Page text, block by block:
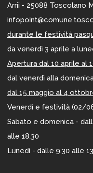
Arrii - 25088 Toscolano
durante le festività
da venerdì 3 aprile a
Apertura dal 10 aprile al
dal venerdì alla
dal 15 maggio al 4
Venerdì e festività (02/
Sabato e domenica -
alle 18.30
Lunedì - dalle 9.30 alle